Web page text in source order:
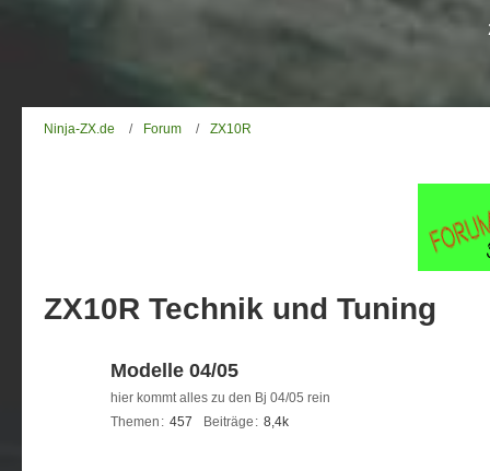
Ninja-ZX.de Forum ZX10R
ZX10R Technik und Tuning
Modelle 04/05
hier kommt alles zu den Bj 04/05 rein
Themen
457 Beiträge 8,4k